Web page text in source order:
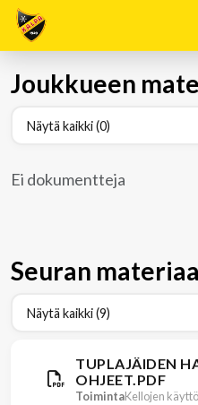
Joukkueen
Ei dokumentteja
Seuran
TUPLAJÄIDEN
OHJEET.PDF
ToimintaKellojen